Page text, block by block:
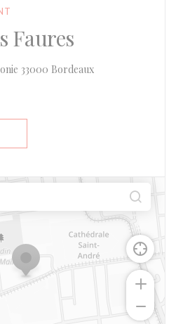
Faures
33000 Bordeaux((新しいウィンドウ